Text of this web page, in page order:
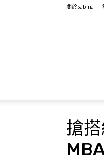
關於Sabina
搶